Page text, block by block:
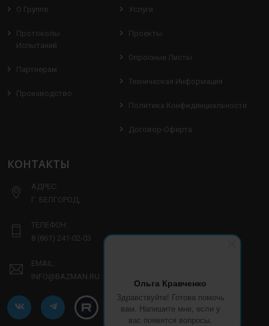
Ольга Кравченко
Здравствуйте! Готова помочь
вам. Напишите мне, если у
вас появятся вопросы.
О Группе
Протоколы
Испытаний
Партнерам
Производство
Услуги
Проекты
Опросные Листы
Техническая Информация
Политика Конфиденциальности
Договор-Оферта
КОНТАКТЫ
АДРЕС:
Г. БЕЛГОРОД,
ТЕЛЕФОН:
8 (861) 241-02-03
EMAIL:
INFO@BAZMAN.RU